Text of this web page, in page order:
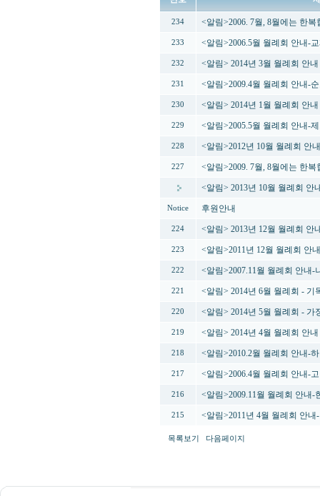
234 <알림>2006. 7월, 8월에는 한
233 <알림>2006.5월 월례회 안내-
232 <알림> 2014년 3월 월례회 안
231 <알림>2009.4월 월례회 안내-
230 <알림> 2014년 1월 월례회 안
229 <알림>2005.5월 월례회 안내-
228 <알림>2012년 10월 월례회 안
227 <알림>2009. 7월, 8월에는 한
<알림> 2013년 10월 월례회
Notice 후원안내
224 <알림> 2013년 12월 월례회
223 <알림>2011년 12월 월례회 안
222 <알림>2007.11월 월례회 안내-
221 <알림> 2014년 6월 월례회 - 기
220 <알림> 2014년 5월 월례회 -
219 <알림> 2014년 4월 월례회 안
218 <알림>2010.2월 월례회 안내-
217 <알림>2006.4월 월례회 안내-
216 <알림>2009.11월 월례회 안내-
215 <알림>2011년 4월 월례회 안
목록보기 다음페이지